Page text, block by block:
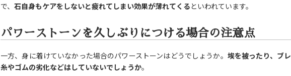
で、 石自身もケアをしないと疲れてしまい効果が薄れてくるといわれています。
パワーストーンを久しぶりにつける場合の注意点
一方、身に着けていなかった場合のパワーストーンはどうでしょうか。 埃を被ったり、ブ
糸やゴムの劣化などはしていないでしょうか。